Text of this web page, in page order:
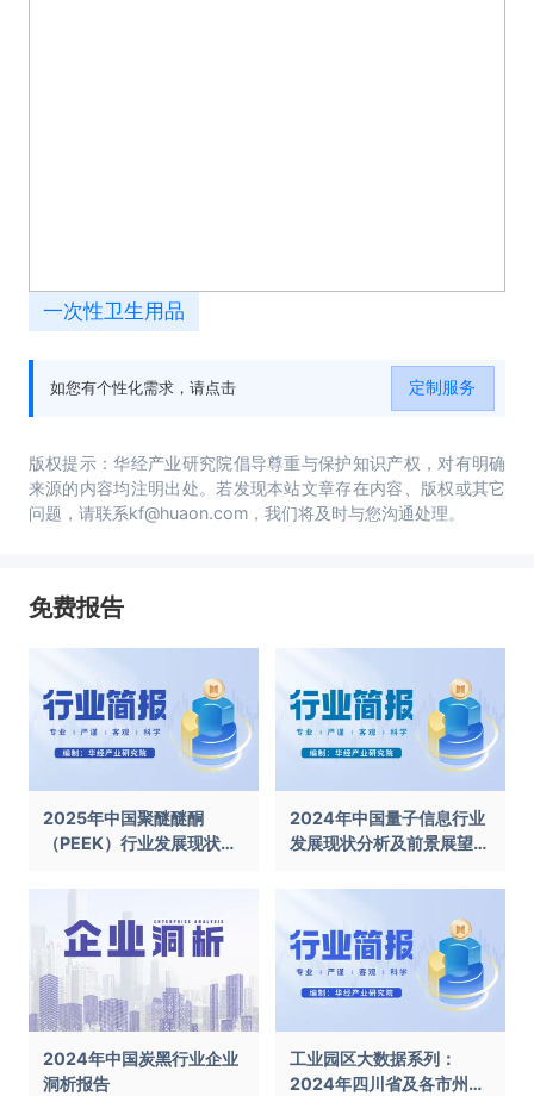
一次性卫生用品
如您有个性化需求，请点击 定制服务
版权提示：华经产业研究院倡导尊重与保护知识产权，对有明确
来源的内容均注明出处。若发现本站文章存在内容、版权或其它
问题，请联系kf@huaon.com，我们将及时与您沟通处理。
免费报告
2025年中国聚醚醚酮
（PEEK）行业发展现状及
2024年中国量子信息行业
发展现状分析及前景展望报
2024年中国炭黑行业企业
洞析报告
工业园区大数据系列：
2024年四川省及各市州工